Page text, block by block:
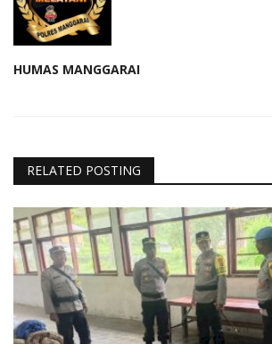
HUMAS MANGGARAI
RELATED POSTING